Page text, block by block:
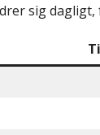
sig